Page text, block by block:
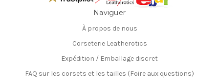
Naviguer
À propos de nous
Corseterie Leatherotics
Expédition / Emballage discret
FAQ sur les corsets et les tailles (Foire aux questions)